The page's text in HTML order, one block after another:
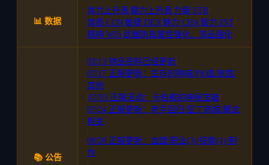
📊 数据
体力上升表 魔力上升表 力量 STR
体质 CON敏捷 DEX 魅力 CHA智力 INT
精神 WIS 武器防具属性强化、饰品强化
📚 公告
03/13 物品资料已经更新
07/17 正服更新：生存的呐喊/PK值/旅馆/
其他
07/03 正服活动：卡伯都的神秘宝箱
07/24 正服更新：老手回归/亚丁商城/屠龙
相关
08/28 正服更新：血盟/职业(3)/技能(1)/制
作